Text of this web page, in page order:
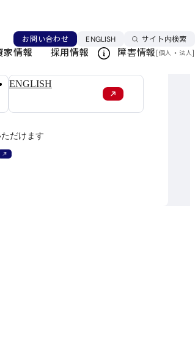
お問い合わせ ENGLISH言語を切り替える
サイト内検索
家情報 採用情報 障害情報[個人 ・ 法人]
くENGLISH
だけます
ウィンドウで開く